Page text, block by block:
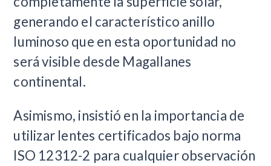
generando el característico anillo
luminoso que en esta oportunidad no
será visible desde Magallanes
continental.
Asimismo, insistió en la importancia de
utilizar lentes certificados bajo norma
ISO 12312-2 para cualquier observación